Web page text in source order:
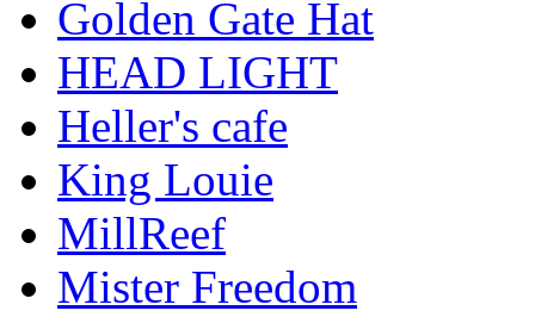
Golden Gate Hat
HEAD LIGHT
Heller's cafe
King Louie
MillReef
Mister Freedom